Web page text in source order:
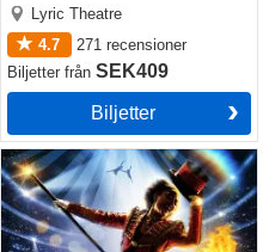
Lyric Theatre
4.7
271 recensioner
BiljetterfrånSEK409
Biljetter
Come Alive! The Greatest
Showman Circus Spectacular